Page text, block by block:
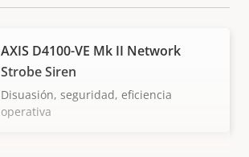
AXIS D4100-VE Mk II Network
Strobe Siren
Disuasión, seguridad, eficiencia
operativa